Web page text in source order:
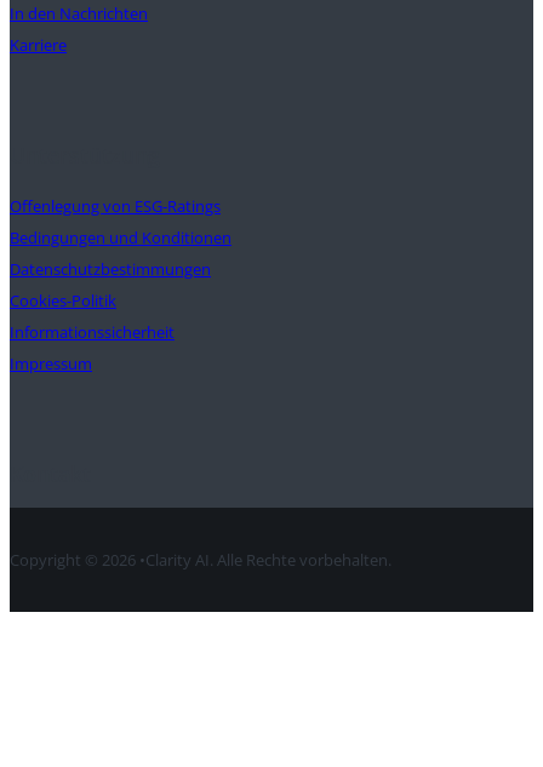
In den Nachrichten
Karriere
Offenlegung von ESG-Ratings
Bedingungen und Konditionen
Datenschutzbestimmungen
Cookies-Politik
Informationssicherheit
Impressum
Copyright © 2026 •Clarity AI. Alle Rechte vorbehalten.